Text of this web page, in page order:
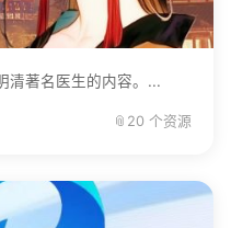
清著名医生的内容。...
📎 20 个资源